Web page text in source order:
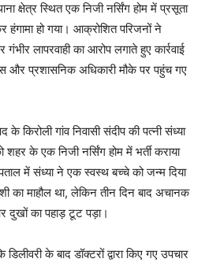
क्षेत्र स्थित एक निजी नर्सिंग होम में प्रसूता
हो गया। आक्रोशित परिजनों ने
लापरवाही का आरोप लगाते हुए कार्रवाई
और प्रशासनिक अधिकारी मौके पर पहुंच गए
किरोली गांव निवासी संदीप की पत्नी संध्या
के एक निजी नर्सिंग होम में भर्ती कराया
में संध्या ने एक स्वस्थ बच्चे को जन्म दिया
का माहौल था, लेकिन तीन दिन बाद अचानक
दुखों का पहाड़ टूट पड़ा।
के बाद डॉक्टरों द्वारा किए गए उपचार